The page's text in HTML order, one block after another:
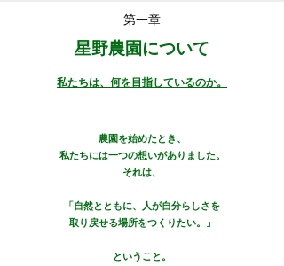
第一章
​星野農園について
私たちは、何を目指しているのか。
農園を始めたとき、
私たちには一つの想いがありました。
それは、
「自然とともに、人が自分らしさを
取り戻せる場所をつくりたい。」
ということ。